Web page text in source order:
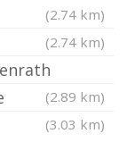
(2.74 km)
(2.74 km)
(2.89 km)
(3.03 km)